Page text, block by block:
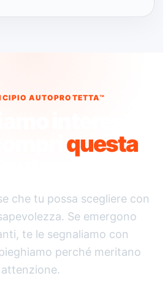
AUTOPROTETTA™
questa
che tu possa scegliere con
Se emergono
te le segnaliamo con
perché meritano
attenzione.